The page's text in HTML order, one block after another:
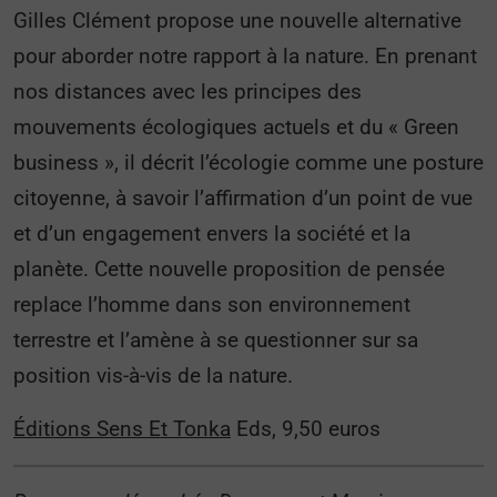
Gilles Clément propose une nouvelle alternative
pour aborder notre rapport à la nature. En prenant
nos distances avec les principes des
mouvements écologiques actuels et du « Green
business », il décrit l’écologie comme une posture
citoyenne, à savoir l’affirmation d’un point de vue
et d’un engagement envers la société et la
planète. Cette nouvelle proposition de pensée
replace l’homme dans son environnement
terrestre et l’amène à se questionner sur sa
position vis-à-vis de la nature.
Éditions Sens Et Tonka Eds, 9,50 euros